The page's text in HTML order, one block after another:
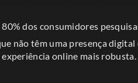
80% dos consumidores
não têm uma presença
online mais robusta.